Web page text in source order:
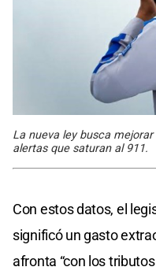
La nueva ley busca
alertas que saturan al 911.
Con estos datos, el
significó un gasto
afronta “con los